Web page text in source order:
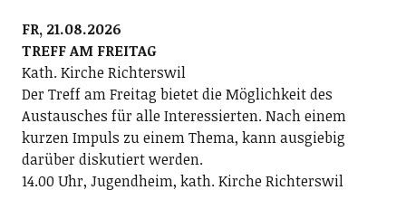
FR, 21.08.2026
TREFF AM FREITAG
Kath. Kirche Richterswil
Der Treff am Freitag bietet die Möglichkeit des
Austausches für alle Interessierten. Nach einem
kurzen Impuls zu einem Thema, kann ausgiebig
darüber diskutiert werden.
14.00 Uhr, Jugendheim, kath. Kirche Richterswil